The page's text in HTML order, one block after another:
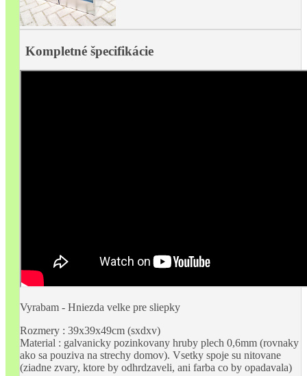
Kompletné špecifikácie
Vyrabam - Hniezda velke pre sliepky
Rozmery : 39x39x49cm (sxdxv)
Material : galvanicky pozinkovany hruby plech 0,6mm (rovnaky
ako sa pouziva na strechy domov). Vsetky spoje su nitovane
(ziadne zvary, ktore by odhrdzaveli, ani farba co by opadavala)